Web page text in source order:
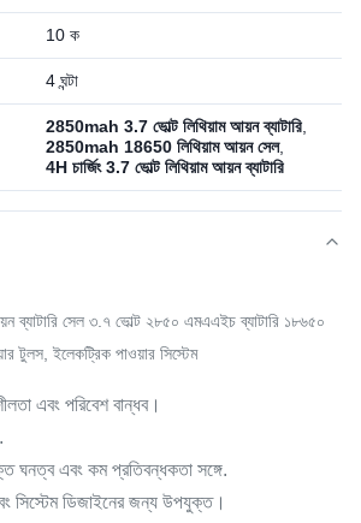
10 ক
4 ঘন্টা
2850mah 3.7 ভোল্ট লিথিয়াম আয়ন ব্যাটারি
2850mah 18650 লিথিয়াম আয়ন সেল,
4H চার্জিং 3.7 ভোল্ট লিথিয়াম আয়ন ব্যাটারি
ব্যাটারি সেল ৩.৭ ভোল্ট ২৮৫০ এমএএইচ ব্যাটারি ১৮৬৫০
টুলস, ইলেকট্রিক পাওয়ার সিস্টেম
এবং পরিবেশ বান্ধব।
ঘনত্ব এবং কম প্রতিবন্ধকতা সঙ্গে.
সিস্টেম ডিজাইনের জন্য উপযুক্ত।